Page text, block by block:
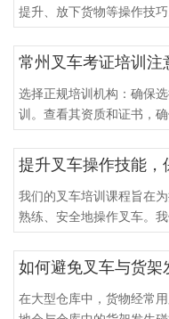
提升、放下货物等操作技
常州叉车考证培训注
选择正规培训机构：确保
训。查看其资质和证书，
提升叉车操作技能，
我们的叉车培训课程旨在
熟练、安全地操作叉车。
如何避免叉车与货架
在大型仓库中，货物经常